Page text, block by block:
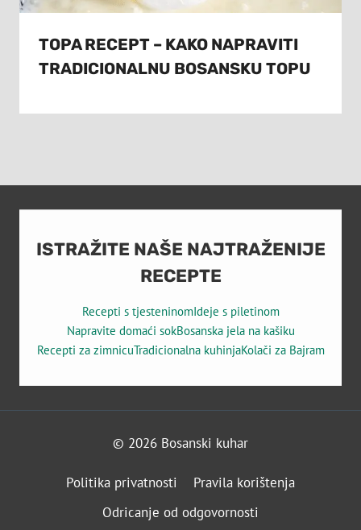
TOPA RECEPT – KAKO NAPRAVITI
TRADICIONALNU BOSANSKU TOPU
ISTRAŽITE NAŠE NAJTRAŽENIJE
RECEPTE
Recepti s tjesteninomIdeje s piletinom
Napravite domaći sokBosanska jela na kašiku
Recepti za zimnicuTradicionalna kuhinjaKolači za Bajram
© 2026 Bosanski kuhar
Politika privatnosti
Pravila korištenja
Odricanje od odgovornosti